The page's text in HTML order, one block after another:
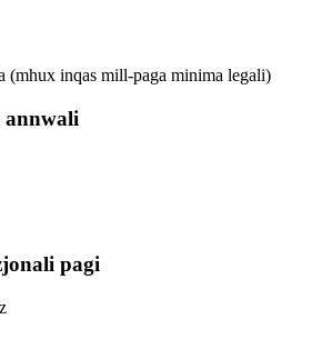
(mhux inqas mill-paga minima legali)
annwali
pagi